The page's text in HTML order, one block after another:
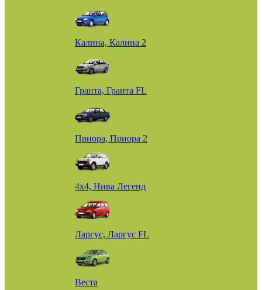
Калина, Калина 2
Гранта, Гранта FL
Приора, Приора 2
4х4, Нива Легенд
Ларгус, Ларгус FL
Веста